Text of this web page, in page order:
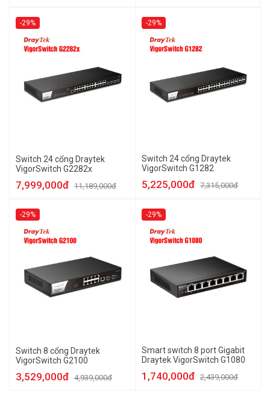
-29%
Switch 24 cổng Draytek
VigorSwitch G2282x
7,999,000đ 11,189,000đ
-29%
Switch 24 cổng Draytek
VigorSwitch G1282
5,225,000đ 7,315,000đ
-29%
Switch 8 cổng Draytek
VigorSwitch G2100
3,529,000đ 4,939,000đ
-29%
Smart switch 8 port Gigabit
Draytek VigorSwitch G1080
1,740,000đ 2,439,000đ